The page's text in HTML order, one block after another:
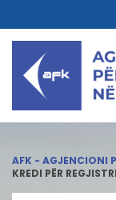
AFK - AGJENCIONI
KREDI PËR